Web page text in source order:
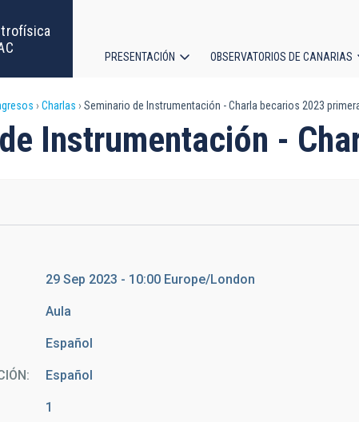
principal
PRESENTACIÓN OBSERVATORIOS DE CANARIAS
Charlas Seminario de Instrumentación - Charla becarios 2023
Instrumentación -
29 Sep 2023 - 10:00 Europe/London
Aula
Español
Español
1